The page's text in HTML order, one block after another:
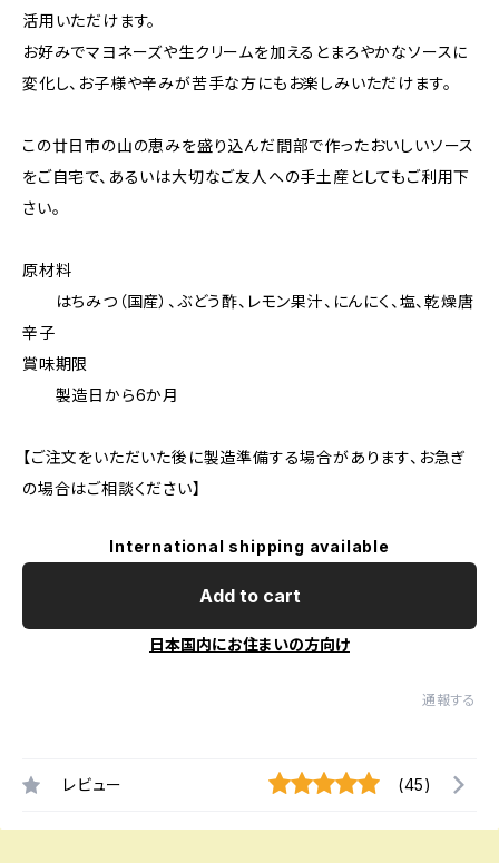
活用いただけます。
お好みでマヨネーズや生クリームを加えるとまろやかなソースに
変化し、お子様や辛みが苦手な方にもお楽しみいただけます。
この廿日市の山の恵みを盛り込んだ間部で作ったおいしいソース
をご自宅で、あるいは大切なご友人への手土産としてもご利用下
さい。
原材料
はちみつ（国産）、ぶどう酢、レモン果汁、にんにく、塩、乾燥唐
辛子
賞味期限
製造日から6か月
【ご注文をいただいた後に製造準備する場合があります、お急ぎ
の場合はご相談ください】
International shipping available
Add to cart
日本国内にお住まいの方向け
通報する
レビュー (45)